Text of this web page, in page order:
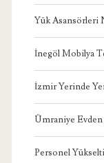
Yük Asansörleri
İnegöl Mobilya
İzmir Yerinde
Ümraniye Evden
Personel